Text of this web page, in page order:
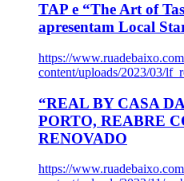
TAP e “The Art of
apresentam Local
https://
content/uploads/2023/03/
“REAL BY CASA
PORTO, REABRE
RENOVADO
https://